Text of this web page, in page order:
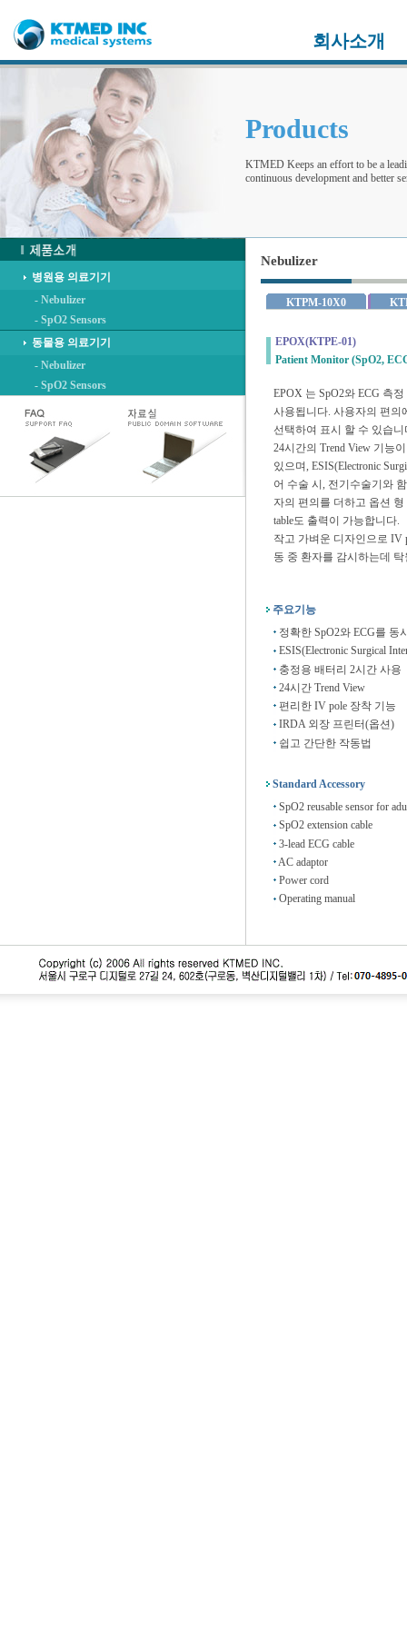
회사소개
Products
KTMED Keeps an effort to be a
continuous development and better
병원용 의료기기
- Nebulizer
- SpO2 Sensors
동물용 의료기기
- Nebulizer
- SpO2 Sensors
Nebulizer
KTPM-10X0
EPOX(KTPE-01)
Patient Monitor (SpO2,
EPOX 는 SpO2와 ECG 측
사용됩니다. 사용자의 편의
선택하여 표시 할 수 있습니
24시간의 Trend View 기능
있으며, ESIS(Electronic
어 수술 시, 전기수술기와
자의 편의를 더하고 옵션
table도 출력이 가능합니다.
작고 가벼운 디자인으로 IV
동 중 환자를 감시하는데
주요기능
정확한 SpO2와 ECG를 동
ESIS(Electronic Surgical
충정용 배터리 2시간 사용
24시간 Trend View
편리한 IV pole 장착 기능
IRDA 외장 프린터(옵션)
쉽고 간단한 작동법
Standard Accessory
SpO2 reusable sensor for
SpO2 extension cable
3-lead ECG cable
AC adaptor
Power cord
Operating manual